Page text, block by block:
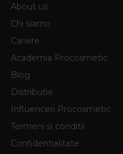
About us
Chi siamo
Cariere
Academia Procosmetic
Blog
Distributie
Influenceri Procosmetic
Termeni si conditii
Confidentialitate